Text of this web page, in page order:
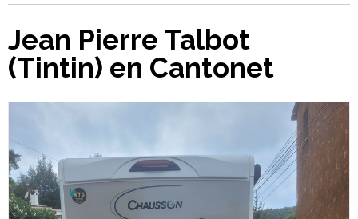
Jean Pierre Talbot
(Tintin) en Cantonet